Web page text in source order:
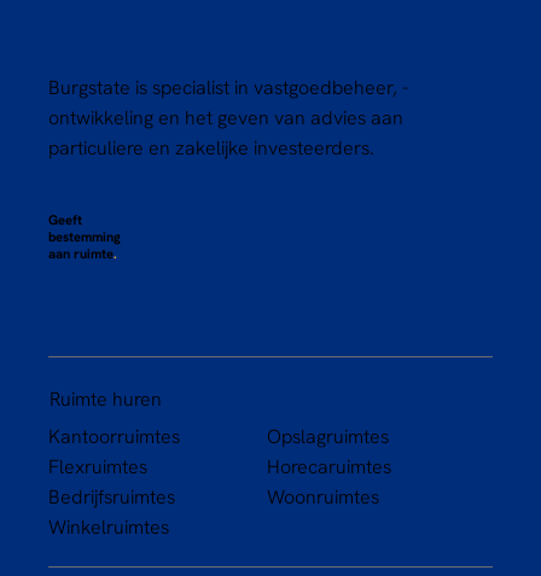
Burgstate is specialist in vastgoedbeheer, -
ontwikkeling en het geven van advies aan
particuliere en zakelijke investeerders.
Geeft
bestemming
aan ruimte.
Ruimte huren
Kantoorruimtes
Flexruimtes
Bedrijfsruimtes
Winkelruimtes
Opslagruimtes
Horecaruimtes
Woonruimtes